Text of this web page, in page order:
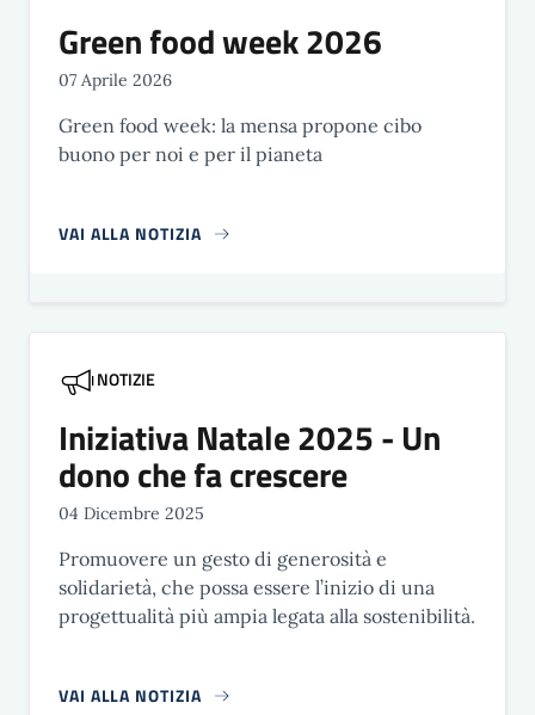
Green food week 2026
07 Aprile 2026
Green food week: la mensa propone cibo
buono per noi e per il pianeta
VAI ALLA NOTIZIA
NOTIZIE
Iniziativa Natale 2025 - Un
dono che fa crescere
04 Dicembre 2025
Promuovere un gesto di generosità e
solidarietà, che possa essere l’inizio di una
progettualità più ampia legata alla sostenibilità.
VAI ALLA NOTIZIA